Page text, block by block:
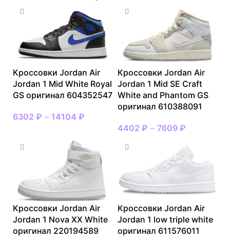
Кроссовки Jordan Air
Jordan 1 Mid White Royal
GS оригинал 604352547
6302 ₽ – 14104 ₽
Кроссовки Jordan Air
Jordan 1 Mid SE Craft
White and Phantom GS
оригинал 610388091
4402 ₽ – 7609 ₽
Кроссовки Jordan Air
Jordan 1 Nova XX White
оригинал 220194589
Кроссовки Jordan Air
Jordan 1 low triple white
оригинал 611576011